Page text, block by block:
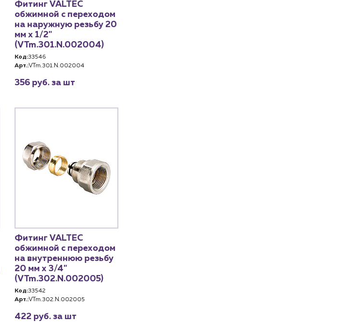
Фитинг VALTEC
обжимной с переходом
на наружную резьбу 20
мм х 1/2"
(VTm.301.N.002004)
Код:33546
Арт.:VTm.301.N.002004
356 руб. за шт
Фитинг VALTEC
обжимной с переходом
на внутреннюю резьбу
20 мм х 3/4"
(VTm.302.N.002005)
Код:33542
Арт.:VTm.302.N.002005
422 руб. за шт